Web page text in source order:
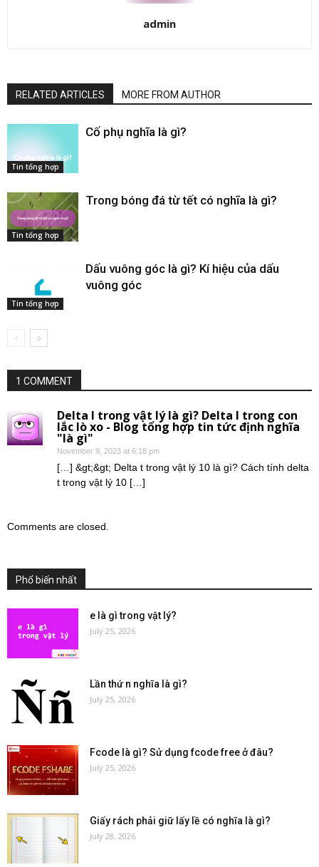
admin
RELATED ARTICLES MORE FROM AUTHOR
Tin tổng hợp
Cố phụ nghĩa là gì​?
Tin tổng hợp
Trong bóng đá từ tết có nghĩa là gì​?
Tin tổng hợp
Dấu vuông góc​ là gì? Kí hiệu của dấu
vuông góc
1 COMMENT
Delta l trong vật lý là gì? Delta l trong con
lắc lò xo - Blog tổng hợp tin tức định nghĩa
"là gì"
November 9, 2023 at 6:18 pm
[…] &gt;&gt; Delta t trong vật lý 10 là gì? Cách tính delta
t trong vật lý 10 […]
Comments are closed.
Phổ biến nhất
e là gì trong vật lý?
July 25, 2026
Lần thứ n nghĩa là gì?
July 25, 2026
Fcode là gì? Sử dụng fcode free ở đâu?
July 25, 2026
Giấy rách phải giữ lấy lề có nghĩa là gì?
July 28, 2026